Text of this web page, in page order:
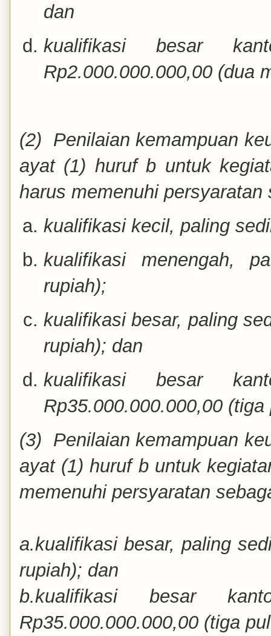
dan
kualifikasi besar
Rp2.000.000.000,00 (dua
(2) Penilaian kemampuan
ayat (1) huruf b untuk
harus memenuhi persyaratan
kualifikasi kecil, paling
kualifikasi menengah,
rupiah);
kualifikasi besar, paling
rupiah); dan
kualifikasi besar
Rp35.000.000.000,00
(3) Penilaian kemampuan
ayat (1) huruf b untuk
memenuhi persyaratan
a.kualifikasi besar, paling
rupiah); dan
b.kualifikasi besar
Rp35.000.000.000,00 (tiga